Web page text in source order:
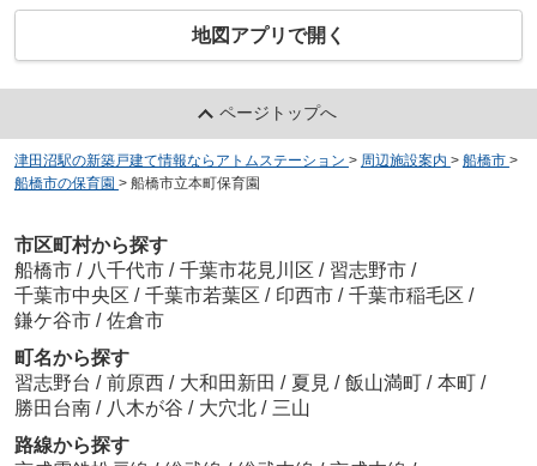
地図アプリで開く
ページトップへ
津田沼駅の新築戸建て情報ならアトムステーション > 周辺施設案内 > 船橋市 >
船橋市の保育園 > 船橋市立本町保育園
市区町村から探す
船橋市 / 八千代市 / 千葉市花見川区 / 習志野市 /
千葉市中央区 / 千葉市若葉区 / 印西市 / 千葉市稲毛区 /
鎌ケ谷市 / 佐倉市
町名から探す
習志野台 / 前原西 / 大和田新田 / 夏見 / 飯山満町 / 本町 /
勝田台南 / 八木が谷 / 大穴北 / 三山
路線から探す